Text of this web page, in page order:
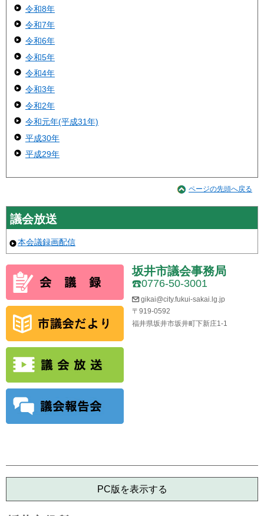
令和8年
令和7年
令和6年
令和5年
令和4年
令和3年
令和2年
令和元年(平成31年)
平成30年
平成29年
ページの先頭へ戻る
議会放送
本会議録画配信
坂井市議会事務局
0776-50-3001
gikai@city.fukui-sakai.lg.jp
〒919-0592
福井県坂井市坂井町下新庄1-1
PC版を表示する